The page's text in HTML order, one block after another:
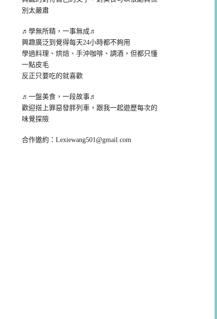
別太嚴肅
♬學無所精，一事無成♬
興趣廣泛到覺得每天24小時都不夠用
學過料理、烘焙、手沖咖啡、調酒，但都只懂
一點皮毛
反正只要吃的就喜歡
♬一盤美食，一段故事♬
歡迎搭上罪惡發胖列車，跟我一起遊歷每次的
味覺探險
合作邀約：Lexiewang501@gmail.com